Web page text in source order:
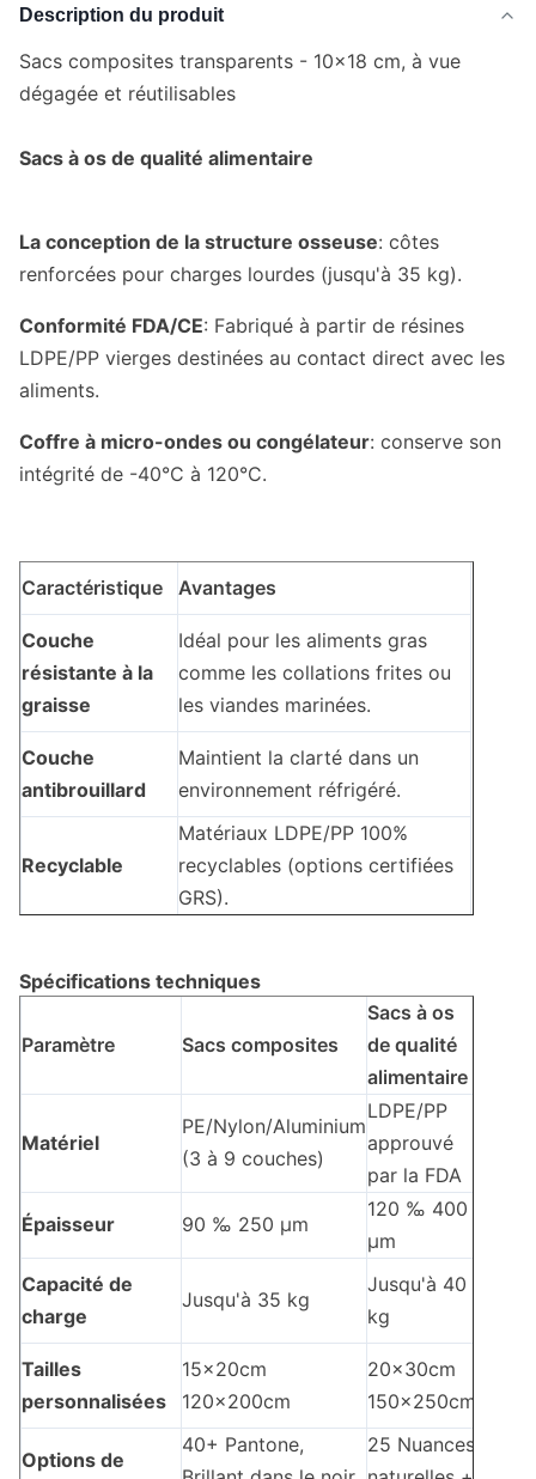
Description du produit
Sacs composites transparents - 10x18 cm, à vue
dégagée et réutilisables
Sacs à os de qualité alimentaire
La conception de la structure osseuse: côtes
renforcées pour charges lourdes (jusqu'à 35 kg).
Conformité FDA/CE: Fabriqué à partir de résines
LDPE/PP vierges destinées au contact direct avec les
aliments.
Coffre à micro-ondes ou congélateur: conserve son
intégrité de -40°C à 120°C.
Caractéristique Avantages
Couche
résistante à la
graisse
Idéal pour les aliments gras
comme les collations frites ou
les viandes marinées.
Couche
antibrouillard
Maintient la clarté dans un
environnement réfrigéré.
Recyclable
Matériaux LDPE/PP 100%
recyclables (options certifiées
GRS).
Spécifications techniques
Paramètre Sacs composites
Sacs à os
de qualité
alimentaire
Matériel
PE/Nylon/Aluminium
(3 à 9 couches)
LDPE/PP
approuvé
par la FDA
Épaisseur 90 ‰ 250 μm
120 ‰ 400
μm
Capacité de
charge
Jusqu'à 35 kg
Jusqu'à 40
kg
Tailles
personnalisées
15x20cm ️
120x200cm
20x30cm
150x250cm
Options de
40+ Pantone,
25 Nuances